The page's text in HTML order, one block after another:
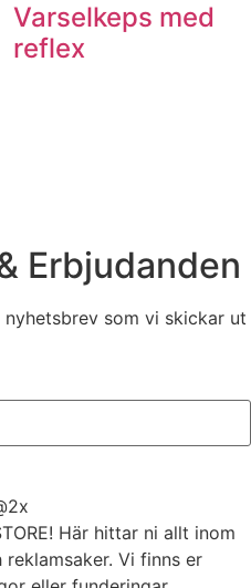
De
Varselkeps med
reflex
Erbjudanden
som vi skickar ut
Här hittar ni allt inom
Vi finns er